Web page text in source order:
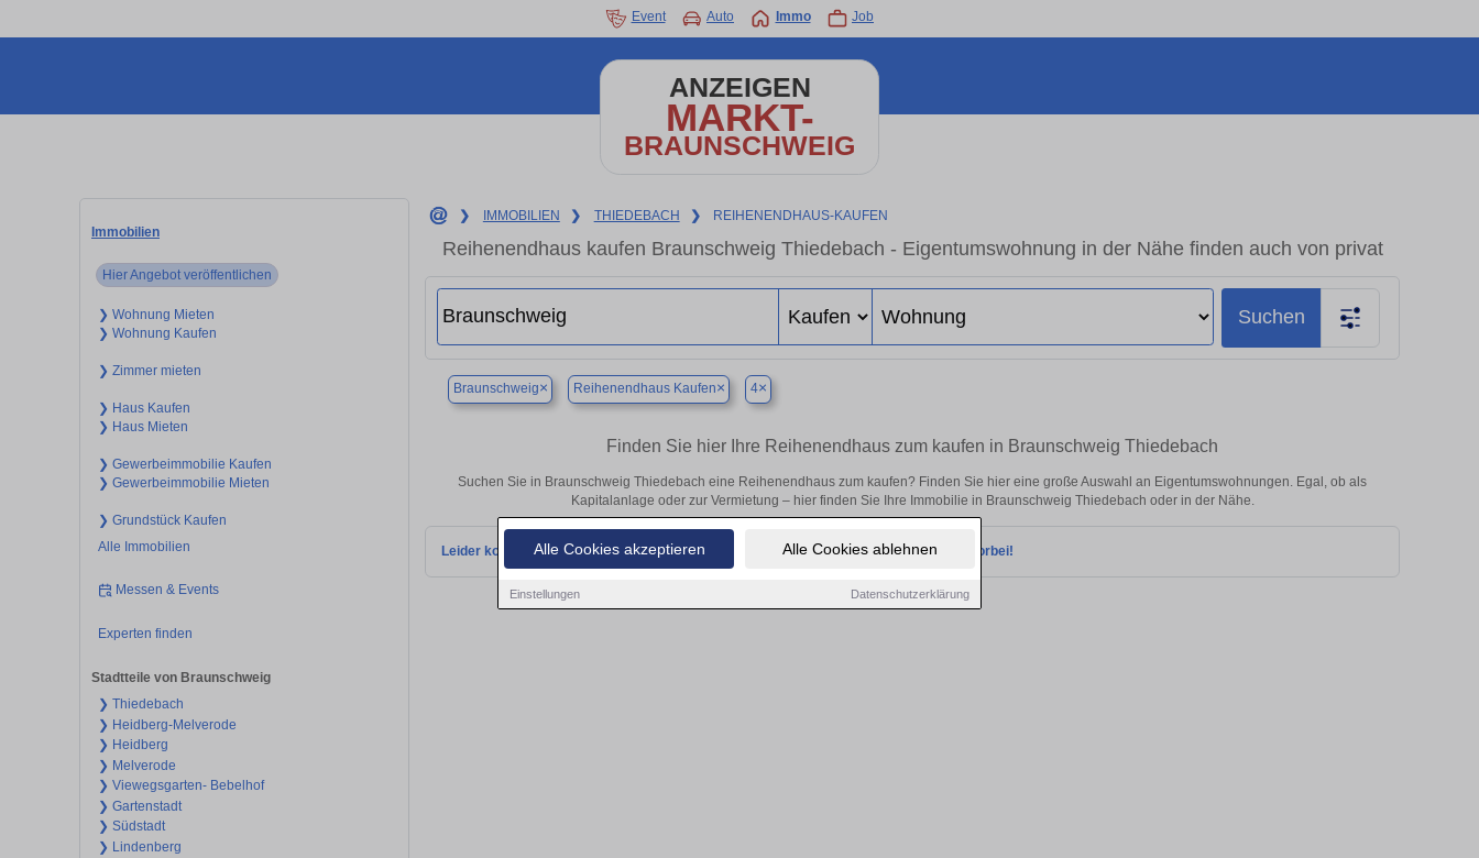
Alle Cookies akzeptieren Alle Cookies ablehnen
Einstellungen Datenschutzerklärung
Event Auto Immo Job
ANZEIGEN
MARKT-
BRAUNSCHWEIG
Immobilien
Hier Angebot veröffentlichen
❯ Wohnung Mieten
❯ Wohnung Kaufen
❯ Zimmer mieten
❯ Haus Kaufen
❯ Haus Mieten
❯ Gewerbeimmobilie Kaufen
❯ Gewerbeimmobilie Mieten
❯ Grundstück Kaufen
Alle Immobilien
Messen & Events
Experten finden
Stadtteile von Braunschweig
❯ Thiedebach
❯ Heidberg-Melverode
❯ Heidberg
❯ Melverode
❯ Viewegsgarten- Bebelhof
❯ Gartenstadt
❯ Südstadt
❯ Lindenberg
❯ IMMOBILIEN ❯ THIEDEBACH ❯ REIHENENDHAUS-KAUFEN
Reihenendhaus kaufen Braunschweig Thiedebach - Eigentumswohnung in der Nähe finden auch von privat
Suchen
Braunschweig× Reihenendhaus Kaufen× 4×
Finden Sie hier Ihre Reihenendhaus zum kaufen in Braunschweig Thiedebach
Suchen Sie in Braunschweig Thiedebach eine Reihenendhaus zum kaufen? Finden Sie hier eine große Auswahl an Eigentumswohnungen. Egal, ob als
Kapitalanlage oder zur Vermietung – hier finden Sie Ihre Immobilie in Braunschweig Thiedebach oder in der Nähe.
Leider konnten wir derzeit keine passenden Objekte finden. Schauen Sie bald wieder vorbei!